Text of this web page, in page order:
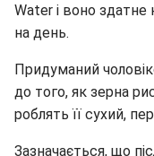
Water і воно здатне
на день.
Придуманий
до того, як зерна
роблять її сухий,
Зазначається, що